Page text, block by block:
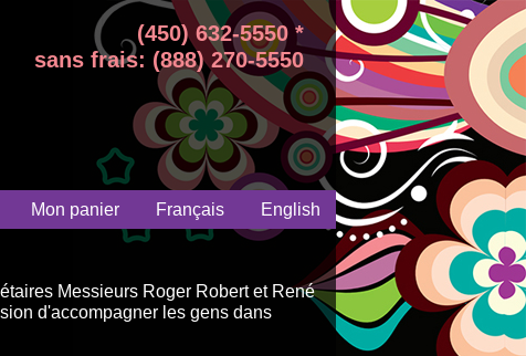
(450) 632-5550 *
sans frais: (888) 270-5550
Mon panier Français English
Messieurs Roger Robert et René
d'accompagner les gens dans